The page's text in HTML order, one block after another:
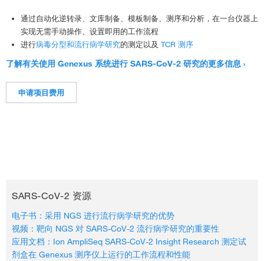
通过自动化逆转录、文库制备、模板制备、测序和分析，在一台仪器上
实现无需手动操作、设置即用的工作流程
进行病毒分型和流行病学研究的测定以及 TCR 测序
了解有关使用 Genexus 系统进行 SARS-CoV-2 研究的更多信息 ›
申请项目费用
SARS-CoV-2 资源
电子书：采用 NGS 进行流行病学研究的优势
视频：靶向 NGS 对 SARS-CoV-2 流行病学研究的重要性
应用文档：Ion AmpliSeq SARS-CoV-2 Insight Research 测定试
剂盒在 Genexus 测序仪上运行的工作流程和性能